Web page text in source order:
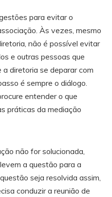
para evitar o
Às vezes, mesmo
não é possível evitar
e outras pessoas que
a diretoria se deparar com
é sempre o diálogo.
entender o que
práticas da mediação
não for solucionada,
a questão para a
seja resolvida assim,
conduzir a reunião de